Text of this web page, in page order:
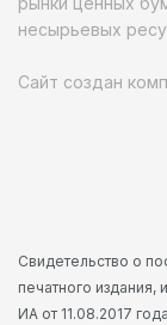
несырьевых
Сайт создан
Свидетельство о
печатного
ИА от 11.08.2017